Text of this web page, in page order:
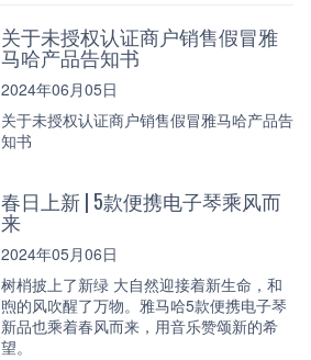
关于未授权认证商户销售假冒雅
马哈产品告知书
2024年06月05日
关于未授权认证商户销售假冒雅马哈产品告
知书
春日上新 | 5款便携电子琴乘风而
来
2024年05月06日
树梢披上了新绿 大自然迎接着新生命，和
煦的风吹醒了万物。雅马哈5款便携电子琴
新品也乘着春风而来，用音乐赞颂新的希
望。